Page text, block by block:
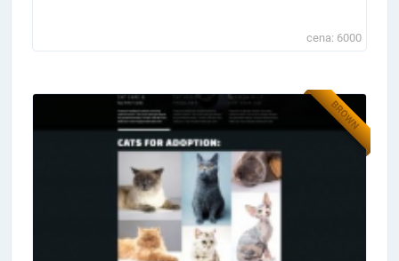
cena: 6000
BROWN